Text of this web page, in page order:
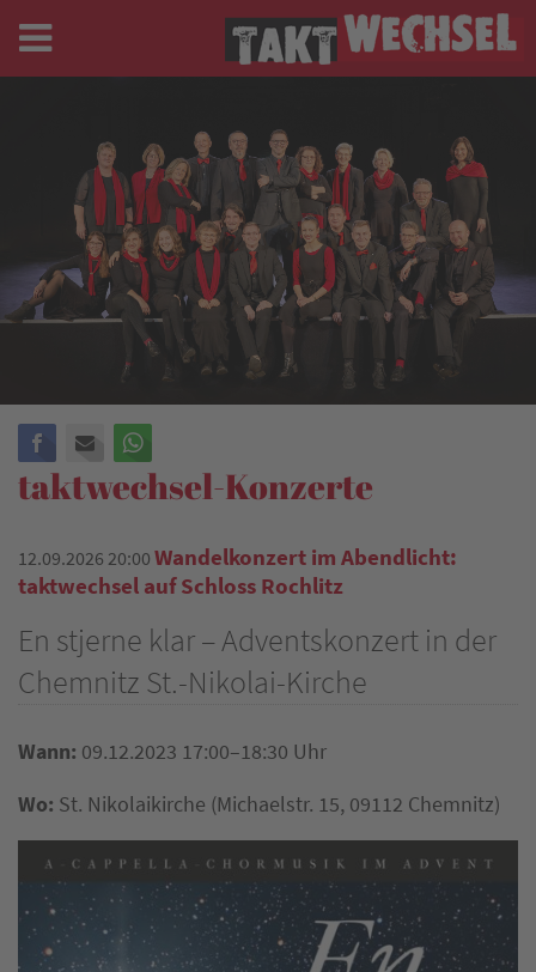
Facebook
E-mail
taktwechsel-Konzerte
12.09.2026 20:00 Wandelkonzert im Abendlicht:
taktwechsel auf Schloss Rochlitz
En stjerne klar – Adventskonzert in der
Chemnitz St.-Nikolai-Kirche
Wann: 09.12.2023 17:00–18:30 Uhr
Wo: St. Nikolaikirche (Michaelstr. 15, 09112 Chemnitz)